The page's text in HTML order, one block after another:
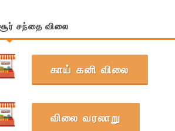
சந்தை விலை
காய் கனி விலை
விலை வரலாறு